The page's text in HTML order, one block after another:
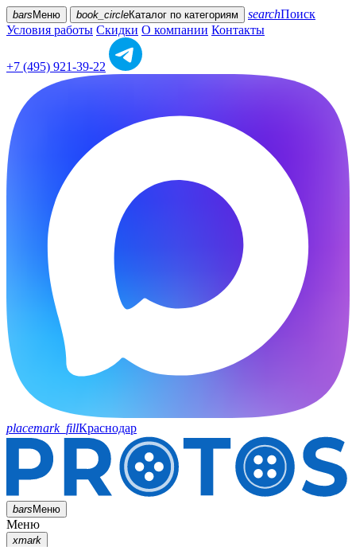
bars Меню book_circleКаталог по категориям searchПоиск
Условия работы Скидки О компании Контакты
+7 (495) 921-39-22
placemark_fillКраснодар
barsМеню
Меню
xmark